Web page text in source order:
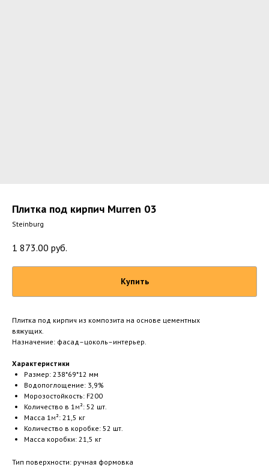
Плитка под кирпич Murren 03
Steinburg
1 873.00 руб.
Купить
Плитка под кирпич из композита на основе цементных
вяжущих.
Назначение: фасад–цоколь–интерьер.
Характеристики
Размер: 238*69*12 мм
Водопоглощение: 3,9%
Морозостойкость: F200
Количество в 1 м²: 52 шт.
Масса 1 м²: 21,5 кг
Количество в коробке: 52 шт.
Масса коробки: 21,5 кг
Тип поверхности: ручная формовка